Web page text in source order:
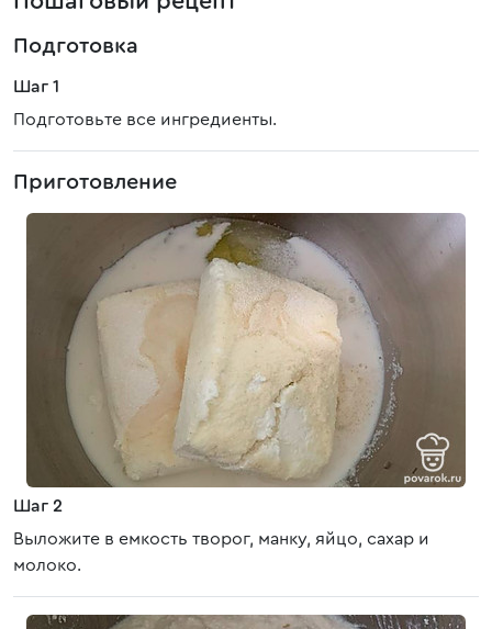
Подготовка
Шаг 1
Подготовьте все ингредиенты.
Приготовление
Шаг 2
Выложите в емкость творог, манку, яйцо, сахар и
молоко.